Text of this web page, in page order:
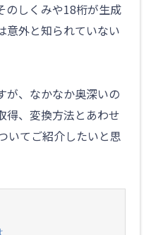
のしくみや18桁が生成
意外と知られていない
が、なかなか奥深いの
得、変換方法とあわせ
いてご紹介したいと思